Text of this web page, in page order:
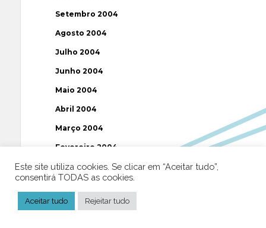
Setembro 2004
Agosto 2004
Julho 2004
Junho 2004
Maio 2004
Abril 2004
Março 2004
Fevereiro 2004
Janeiro 2004
Novembro 2003
Este site utiliza cookies. Se clicar em “Aceitar tudo”,
consentirá TODAS as cookies.
Aceitar tudo Rejeitar tudo